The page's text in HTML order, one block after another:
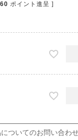
ポイント進呈 ]
ついてのお問い合わ